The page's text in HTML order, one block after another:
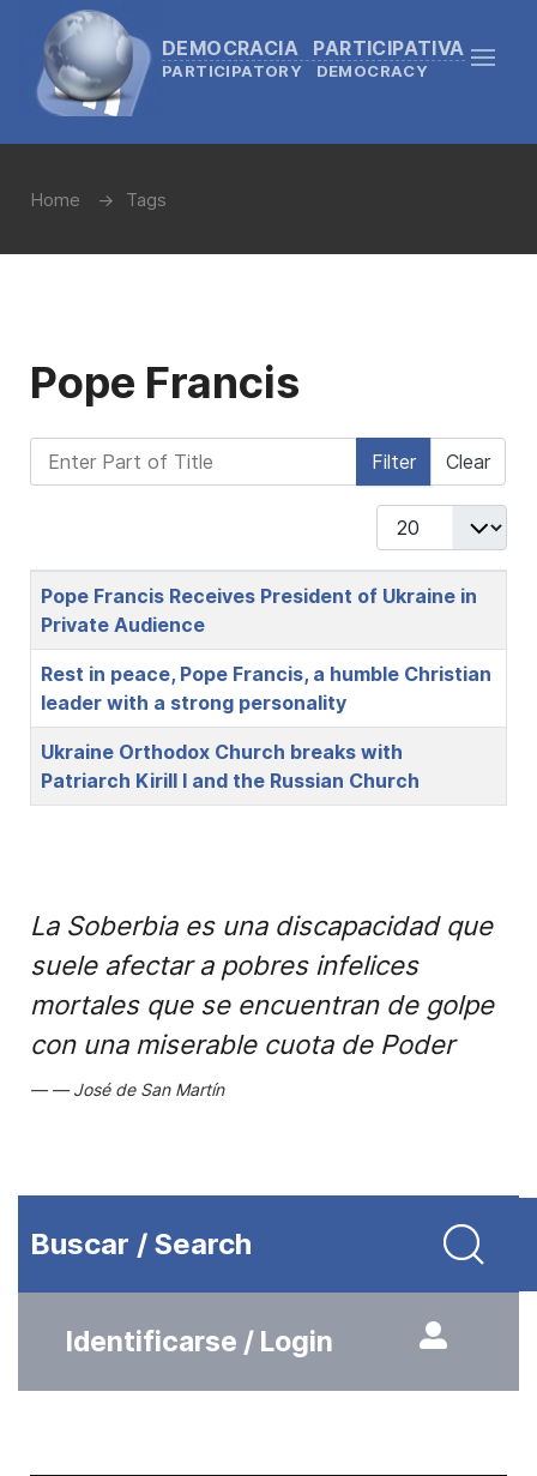
DEMOCRACIA PARTICIPATIVA
PARTICIPATORY DEMOCRACY
Home Tags
Pope Francis
Enter Part of Title Filter Clear
Display #
Title
Pope Francis Receives President of Ukraine in
Private Audience
Rest in peace, Pope Francis, a humble Christian
leader with a strong personality
Ukraine Orthodox Church breaks with
Patriarch Kirill I and the Russian Church
La Soberbia es una discapacidad que
suele afectar a pobres infelices
mortales que se encuentran de golpe
con una miserable cuota de Poder
José de San Martín
Buscar / Search
Identificarse / Login